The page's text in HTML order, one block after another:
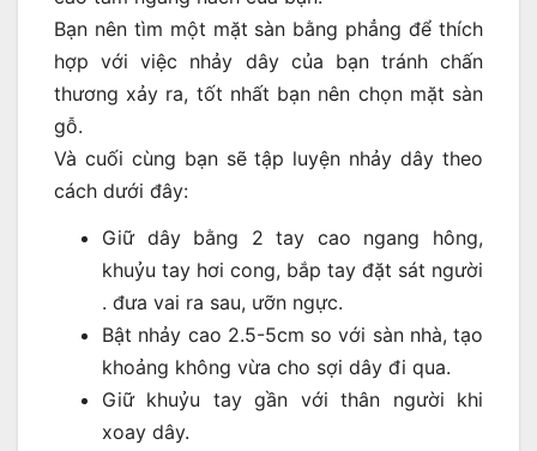
Bạn nên tìm một mặt sàn bằng phẳng để thích
hợp với việc nhảy dây của bạn tránh chấn
thương xảy ra, tốt nhất bạn nên chọn mặt sàn
gỗ.
Và cuối cùng bạn sẽ tập luyện nhảy dây theo
cách dưới đây:
Giữ dây bằng 2 tay cao ngang hông,
khuỷu tay hơi cong, bắp tay đặt sát người
. đưa vai ra sau, ưỡn ngực.
Bật nhảy cao 2.5-5cm so với sàn nhà, tạo
khoảng không vừa cho sợi dây đi qua.
Giữ khuỷu tay gần với thân người khi
xoay dây.